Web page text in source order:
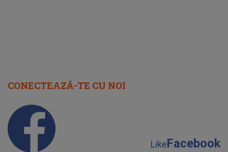
CONECTEAZĂ-TE CU NOI
LikeFacebook